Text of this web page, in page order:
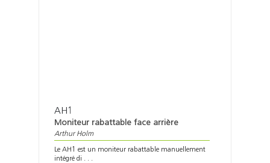
AH1
Moniteur rabattable face arrière
Arthur Holm
Le AH1 est un moniteur rabattable manuellement
intégré di . . .